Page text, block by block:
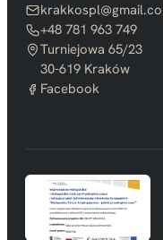
+48 781 963 749
Turniejowa 65/23
30-619 Kraków
Facebook